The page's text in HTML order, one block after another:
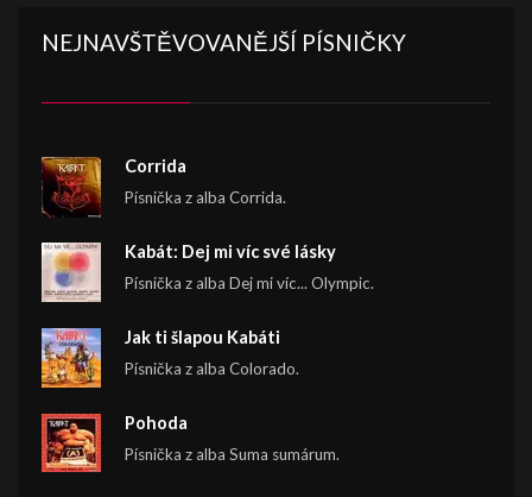
NEJNAVŠTĚVOVANĚJŠÍ PÍSNIČKY
Corrida
Písnička z alba Corrida.
Kabát: Dej mi víc své lásky
Písnička z alba Dej mi víc... Olympic.
Jak ti šlapou Kabáti
Písnička z alba Colorado.
Pohoda
Písnička z alba Suma sumárum.